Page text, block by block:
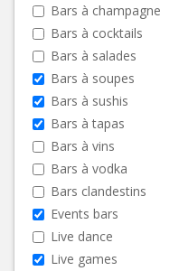
Bars à champagne
Bars à cocktails
Bars à salades
Bars à soupes
Bars à sushis
Bars à tapas
Bars à vins
Bars à vodka
Bars clandestins
Events bars
Live dance
Live games